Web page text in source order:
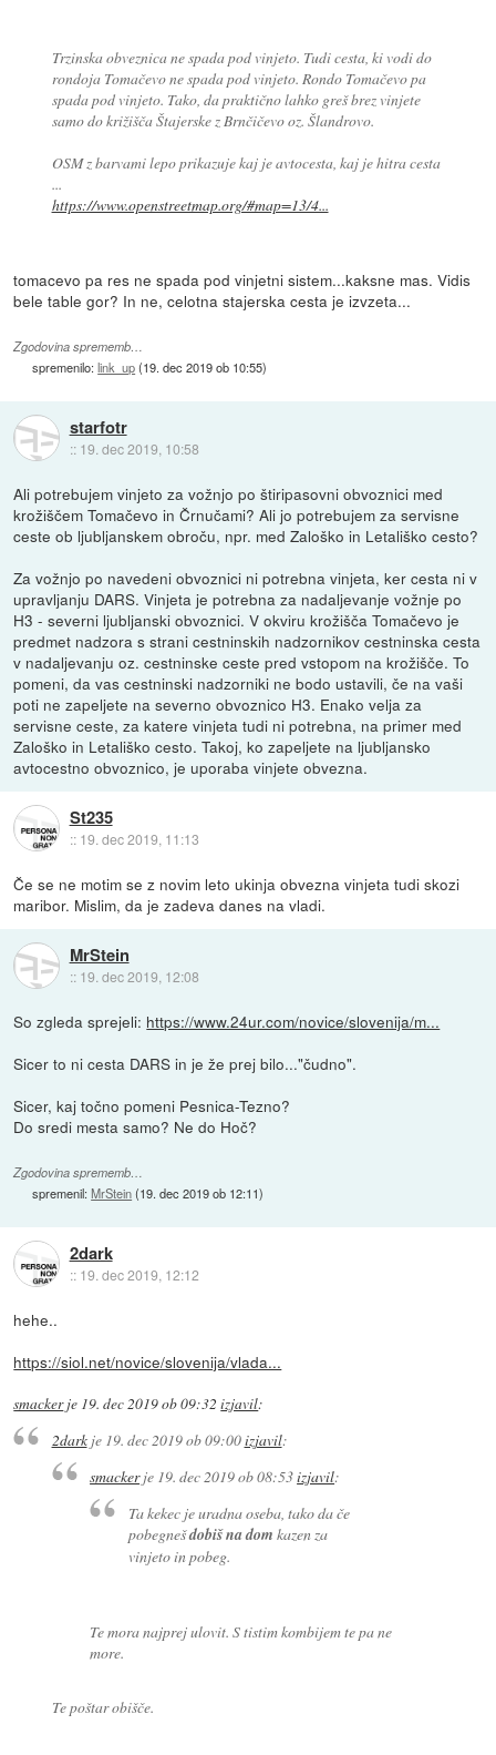
Trzinska obveznica ne spada pod vinjeto. Tudi cesta, ki vodi do
rondoja Tomačevo ne spada pod vinjeto. Rondo Tomačevo pa
spada pod vinjeto. Tako, da praktično lahko greš brez vinjete
samo do križišča Štajerske z Brnčičevo oz. Šlandrovo.
OSM z barvami lepo prikazuje kaj je avtocesta, kaj je hitra cesta
...
https://www.openstreetmap.org/#map=13/4...
tomacevo pa res ne spada pod vinjetni sistem...kaksne mas. Vidis
bele table gor? In ne, celotna stajerska cesta je izvzeta...
Zgodovina sprememb…
spremenilo:link_up(19. dec 2019 ob 10:55)
starfotr
:: 19. dec 2019, 10:58
Ali potrebujem vinjeto za vožnjo po štiripasovni obvoznici med
krožiščem Tomačevo in Črnučami? Ali jo potrebujem za servisne
ceste ob ljubljanskem obroču, npr. med Zaloško in Letališko cesto?
Za vožnjo po navedeni obvoznici ni potrebna vinjeta, ker cesta ni v
upravljanju DARS. Vinjeta je potrebna za nadaljevanje vožnje po
H3 - severni ljubljanski obvoznici. V okviru krožišča Tomačevo je
predmet nadzora s strani cestninskih nadzornikov cestninska cesta
v nadaljevanju oz. cestninske ceste pred vstopom na krožišče. To
pomeni, da vas cestninski nadzorniki ne bodo ustavili, če na vaši
poti ne zapeljete na severno obvoznico H3. Enako velja za
servisne ceste, za katere vinjeta tudi ni potrebna, na primer med
Zaloško in Letališko cesto. Takoj, ko zapeljete na ljubljansko
avtocestno obvoznico, je uporaba vinjete obvezna.
St235
:: 19. dec 2019, 11:13
Če se ne motim se z novim leto ukinja obvezna vinjeta tudi skozi
maribor. Mislim, da je zadeva danes na vladi.
MrStein
:: 19. dec 2019, 12:08
So zgleda sprejeli: https://www.24ur.com/novice/slovenija/m...
Sicer to ni cesta DARS in je že prej bilo..."čudno".
Sicer, kaj točno pomeni Pesnica-Tezno?
Do sredi mesta samo? Ne do Hoč?
Zgodovina sprememb…
spremenil:MrStein(19. dec 2019 ob 12:11)
2dark
:: 19. dec 2019, 12:12
hehe..
https://siol.net/novice/slovenija/vlada...
smackerje 19. dec 2019 ob 09:32 izjavil:
2darkje 19. dec 2019 ob 09:00izjavil:
smackerje 19. dec 2019 ob 08:53izjavil:
Ta kekec je uradna oseba, tako da če
pobegnešdobiš na dom kazen za
vinjeto in pobeg.
Te mora najprej ulovit. S tistim kombijem te pa ne
more.
Te poštar obišče.